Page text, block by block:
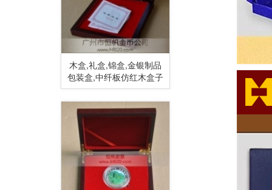
木盒,礼盒,锦盒,金银制品
包装盒,中纤板仿红木盒子